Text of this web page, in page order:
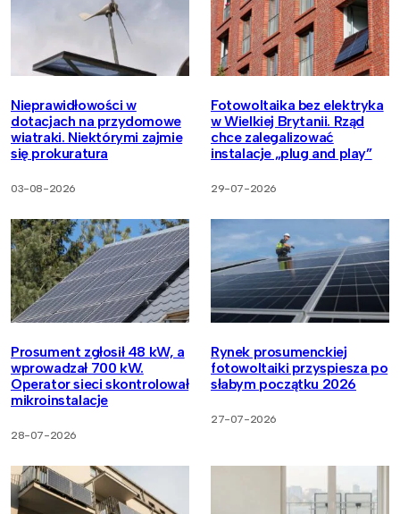
Nieprawidłowości w
dotacjach na przydomowe
wiatraki. Niektórymi zajmie
się prokuratura
03-08-2026
Fotowoltaika bez elektryka
w Wielkiej Brytanii. Rząd
chce zalegalizować
instalacje „plug and play”
29-07-2026
Prosument zgłosił 48 kW, a
wprowadzał 700 kW.
Operator sieci skontrolował
mikroinstalacje
28-07-2026
Rynek prosumenckiej
fotowoltaiki przyspiesza po
słabym początku 2026
27-07-2026